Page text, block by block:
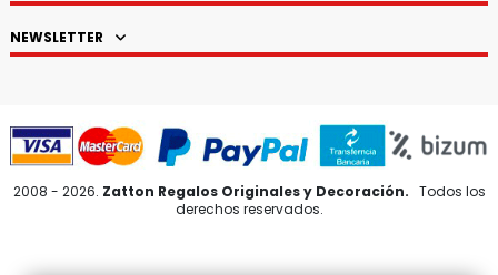
NEWSLETTER
2008 - 2026. Zatton Regalos Originales y Decoración. Todos los
derechos reservados.